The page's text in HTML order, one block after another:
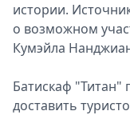
истории.
о возможном
Кумэйла
Батискаф
доставить